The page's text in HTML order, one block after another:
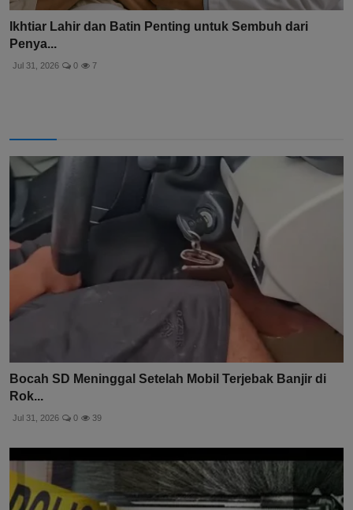
Ikhtiar Lahir dan Batin Penting untuk Sembuh dari
Penya...
Jul 31, 2026 0 7
Bocah SD Meninggal Setelah Mobil Terjebak Banjir di
Rok...
Jul 31, 2026 0 39